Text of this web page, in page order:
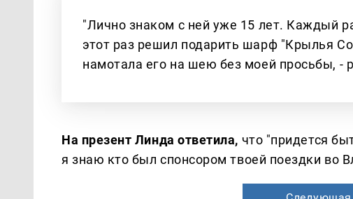
"Лично знаком с ней уже 15 лет. Каждый
этот раз решил подарить шарф "Крылья
намотала его на шею без моей просьбы, -
На презент Линда ответила, что "придется
я знаю кто был спонсором твоей поездки во